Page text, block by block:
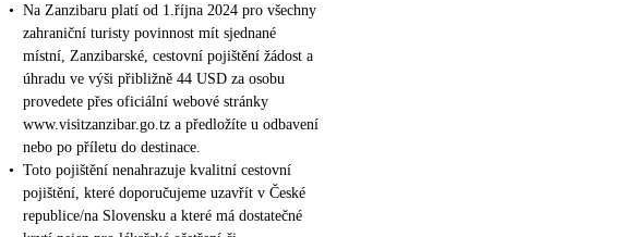
• Na Zanzibaru platí od 1.října 2024 pro všechny
zahraniční turisty povinnost mít sjednané
místní, Zanzibarské, cestovní pojištění žádost a
úhradu ve výši přibližně 44 USD za osobu
provedete přes oficiální webové stránky
www.visitzanzibar.go.tz a předložíte u odbavení
nebo po příletu do destinace.
• Toto pojištění nenahrazuje kvalitní cestovní
pojištění, které doporučujeme uzavřít v České
republice/na Slovensku a které má dostatečné